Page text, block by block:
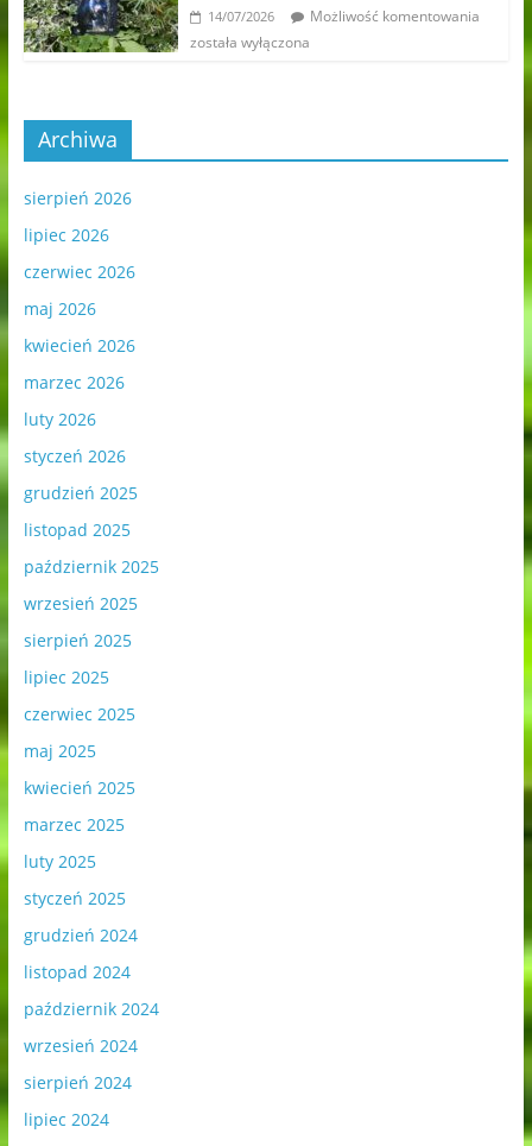
14/07/2026
Możliwość komentowania
została wyłączona
Archiwa
sierpień 2026
lipiec 2026
czerwiec 2026
maj 2026
kwiecień 2026
marzec 2026
luty 2026
styczeń 2026
grudzień 2025
listopad 2025
październik 2025
wrzesień 2025
sierpień 2025
lipiec 2025
czerwiec 2025
maj 2025
kwiecień 2025
marzec 2025
luty 2025
styczeń 2025
grudzień 2024
listopad 2024
październik 2024
wrzesień 2024
sierpień 2024
lipiec 2024